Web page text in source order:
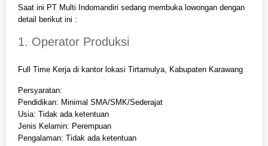
Saat ini PT Multi Indomandiri sedang membuka lowongan dengan
detail berikut ini :
1. Operator Produksi
Full Time Kerja di kantor lokasi Tirtamulya, Kabupaten Karawang
Persyaratan:
Pendidikan: Minimal SMA/SMK/Sederajat
Usia: Tidak ada ketentuan
Jenis Kelamin: Perempuan
Pengalaman: Tidak ada ketentuan